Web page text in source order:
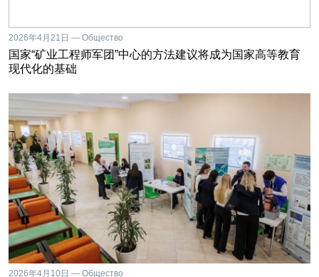
2026年4月21日 — Общество
国家“矿业工程师军团”中心的方法建议将成为国家高等教育
现代化的基础
2026年4月10日 — Общество